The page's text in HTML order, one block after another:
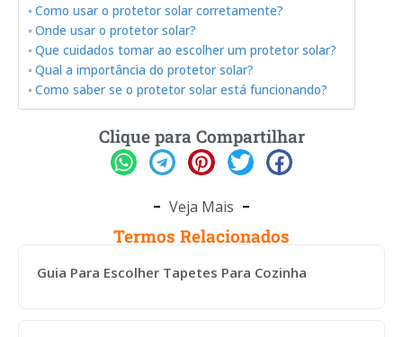
Como usar o protetor solar corretamente?
Onde usar o protetor solar?
Que cuidados tomar ao escolher um protetor solar?
Qual a importância do protetor solar?
Como saber se o protetor solar está funcionando?
Clique para Compartilhar
Veja Mais
Termos Relacionados
Guia Para Escolher Tapetes Para Cozinha